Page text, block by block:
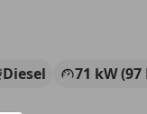
Diesel
71 kW (97